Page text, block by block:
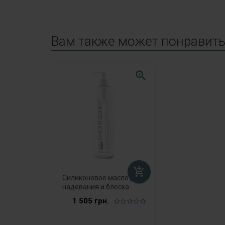
Вам также может
Силиконовое масло для
надевания и блеска
1 505 грн.
add_shopping_cart
zoom_in